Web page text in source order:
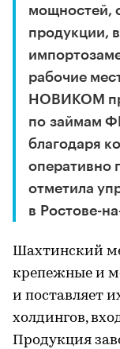
мощностей,
продукции,
рабочие
НОВИКОМ
по займам
благодаря
оперативно
отметила
в Ростове-
Шахтинский
крепежные и
и поставляет
холдингов,
Продукция